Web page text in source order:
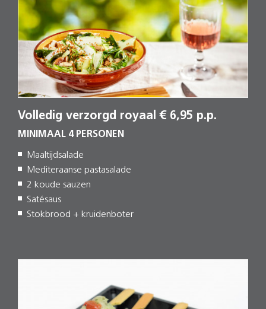
Volledig verzorgd royaal € 6,95 p.p.
MINIMAAL 4 PERSONEN
Maaltijdsalade
Mediteraanse pastasalade
2 koude sauzen
Satésaus
Stokbrood + kruidenboter